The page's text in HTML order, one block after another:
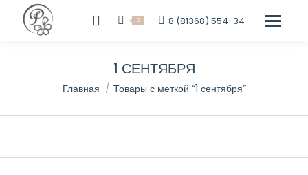
0 8 (81368) 554-34
1 СЕНТЯБРЯ
Вы здесь:
Главная Товары с меткой “1 сентября”